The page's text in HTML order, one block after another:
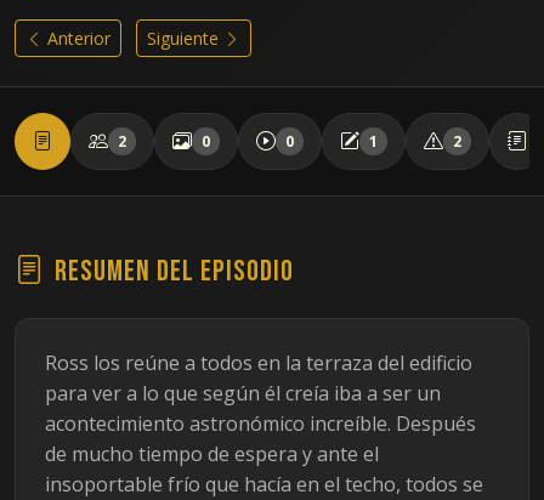
Anterior Siguiente
2 0 0 1 2
Resumen del episodio
Ross los reúne a todos en la terraza del edificio
para ver a lo que según él creía iba a ser un
acontecimiento astronómico increíble. Después
de mucho tiempo de espera y ante el
insoportable frío que hacía en el techo, todos se